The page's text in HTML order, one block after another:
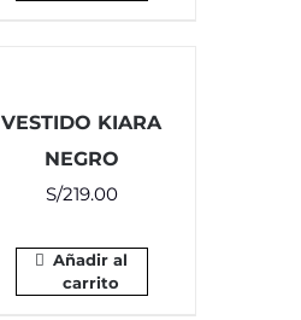
VESTIDO KIARA
NEGRO
S/219.00
Añadir al
carrito